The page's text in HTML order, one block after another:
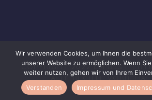
COPYRIGHT 2022 EM
ALLE RECHTE
Wir verwenden Cookies, um Ihnen die
unserer Website zu ermöglichen. Wenn
weiter nutzen, gehen wir von Ihrem
Verstanden
Impressum und